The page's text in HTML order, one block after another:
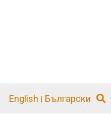
English Български